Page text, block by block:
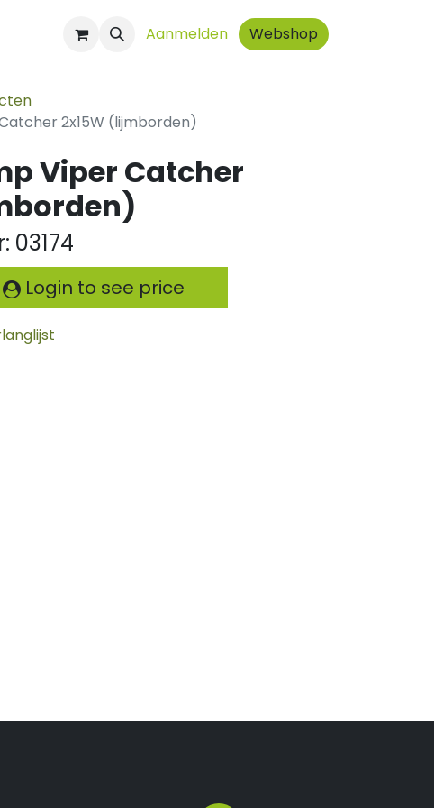
Aanmelden Webshop
2x15W (lijmborden)
Viper Catcher
03174
Login to see price